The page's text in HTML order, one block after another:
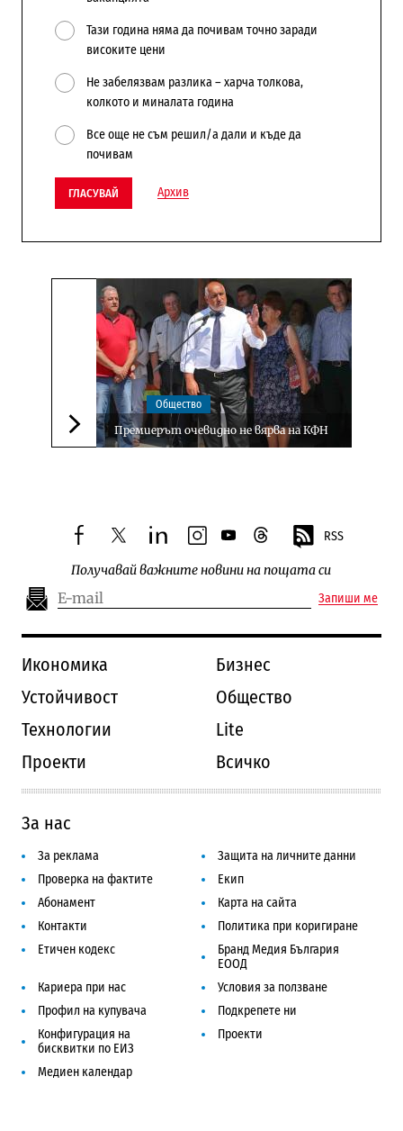
Тази година няма да почивам точно заради
високите цени
Не забелязвам разлика – харча толкова,
колкото и миналата година
Все още не съм решил/а дали и къде да
почивам
ГЛАСУВАЙ Архив
Следваща новина
Общество
Премиерът очевидно не вярва на КФН
facebooktwitterlinkedininstagram
youtubethreads RSS
Получавай важните новини на пощата си
Запиши ме
Икономика
Бизнес
Устойчивост
Общество
Технологии
Lite
Проекти
Всичко
За нас
За реклама
Защита на личните данни
Проверка на фактите
Екип
Абонамент
Карта на сайта
Контакти
Политика при коригиране
Етичен кодекс
Бранд Медия България
ЕООД
Кариера при нас
Условия за ползване
Профил на купувача
Подкрепете ни
Конфигурация на
бисквитки по ЕИЗ
Проекти
Медиен календар